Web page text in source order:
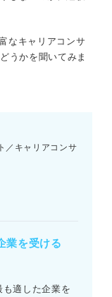
なキャリアコンサ
うかを聞いてみま
／キャリアコンサ
業を受ける
適した企業を
落ちも想定して判